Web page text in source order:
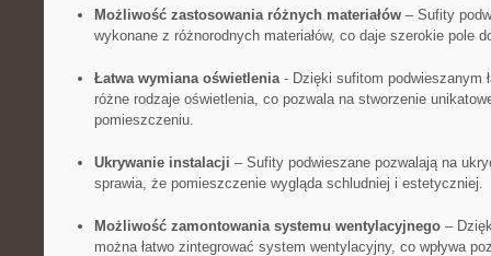
Możliwość zastosowania⁢ różnych ‍materiałów– Sufity
wykonane ‌z różnorodnych ⁣materiałów,‍ co daje szerokie pole
Łatwa wymiana oświetlenia-‍ Dzięki sufitom podwieszanym
różne rodzaje⁤ oświetlenia,⁤ co ‍pozwala na stworzenie
pomieszczeniu.
Ukrywanie instalacji – ⁣Sufity ⁣podwieszane pozwalają na
sprawia, że pomieszczenie wygląda schludniej i estetyczniej.
Możliwość zamontowania systemu wentylacyjnego–
można⁤ łatwo zintegrować⁢ system wentylacyjny, co wpływa